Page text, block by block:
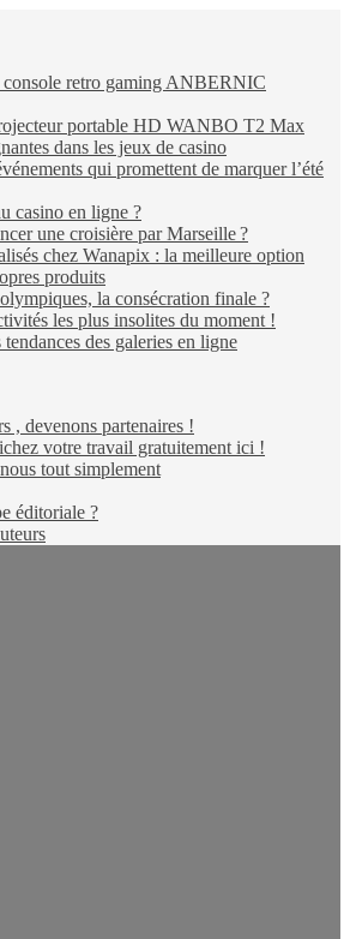
console retro gaming ANBERNIC
portable HD WANBO T2 Max
dans les jeux de casino
qui promettent de marquer l’été
casino en ligne ?
une croisière par Marseille ?
chez Wanapix : la meilleure option
produits
la consécration finale ?
les plus insolites du moment !
des galeries en ligne
, devenons partenaires !
votre travail gratuitement ici !
tout simplement
éditoriale ?